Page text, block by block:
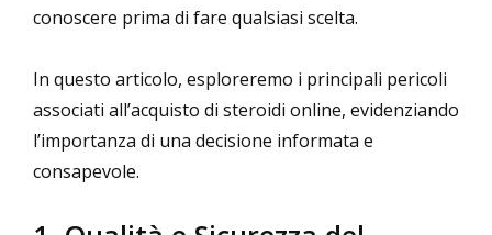
conoscere prima di fare qualsiasi scelta.
In questo articolo, esploreremo i principali pericoli
associati all’acquisto di steroidi online, evidenziando
l’importanza di una decisione informata e
consapevole.